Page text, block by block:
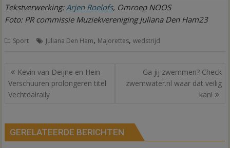
Tekstverwerking: Arjen Roelofs, Omroep NOOS
Foto: PR commissie Muziekvereniging Juliana Den Ham23
Sport Juliana Den Ham, Majorettes,wedstrijd
Bericht
navigatie
Kevin van Deijne en Hein
Verschuuren prolongeren titel
Vechtdalrally
Ga jij zwemmen? Check
zwemwater.nl waar dat veilig
kan!
GERELATEERDE BERICHTEN